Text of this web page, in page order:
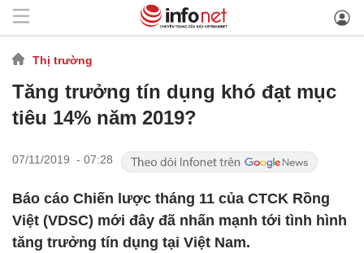
Thị trường
Tăng trưởng tín dụng khó đạt mục
tiêu 14% năm 2019?
07/11/2019 - 07:28
Báo cáo Chiến lược tháng 11 của CTCK Rồng
Việt (VDSC) mới đây đã nhấn mạnh tới tình hình
tăng trưởng tín dụng tại Việt Nam.